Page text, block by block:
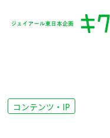
コンテンツ・IP